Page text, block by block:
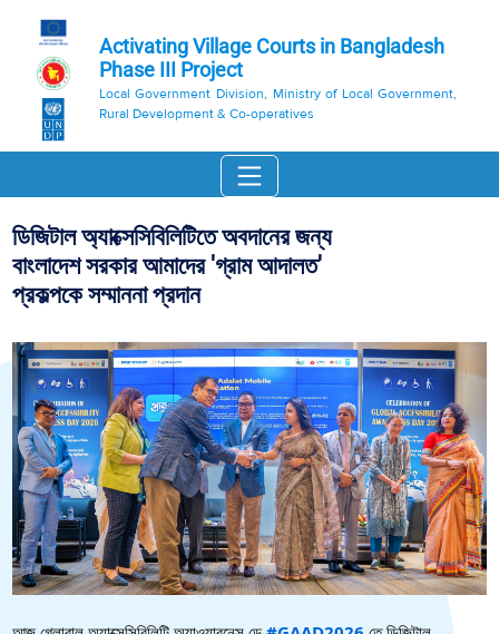
Activating Village Courts in Bangladesh
Phase III Project
Local Government Division, Ministry of Local Government,
Rural Development & Co-operatives
ডিজিটাল অ্যাক্সেসিবিলিটিতে অবদানের জন্য
বাংলাদেশ সরকার আমাদের 'গ্রাম আদালত'
প্রকল্পকে সম্মাননা প্রদান